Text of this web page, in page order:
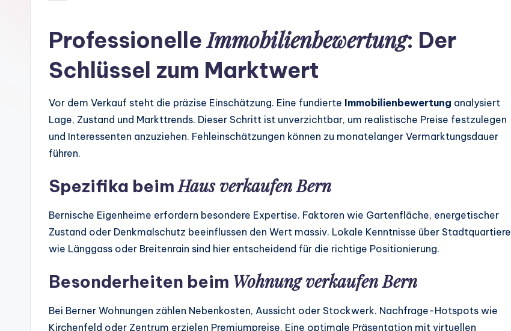
by
ProfessionelleImmobilienbewertung: Der
Schlüssel zum Marktwert
Vor dem Verkauf steht die präzise Einschätzung. Eine fundierte Immobilienbewertung analysiert
Lage, Zustand und Markttrends. Dieser Schritt ist unverzichtbar, um realistische Preise festzulegen
und Interessenten anzuziehen. Fehleinschätzungen können zu monatelanger Vermarktungsdauer
führen.
Spezifika beimHaus verkaufen Bern
Bernische Eigenheime erfordern besondere Expertise. Faktoren wie Gartenfläche, energetischer
Zustand oder Denkmalschutz beeinflussen den Wert massiv. Lokale Kenntnisse über Stadtquartiere
wie Länggass oder Breitenrain sind hier entscheidend für die richtige Positionierung.
Besonderheiten beim Wohnung verkaufen Bern
Bei Berner Wohnungen zählen Nebenkosten, Aussicht oder Stockwerk. Nachfrage-Hotspots wie
Kirchenfeld oder Zentrum erzielen Premiumpreise. Eine optimale Präsentation mit virtuellen